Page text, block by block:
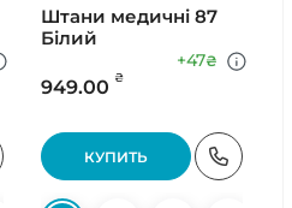
Штани медичні 87
Білий
949.00 ₴
+47₴
КУПИТЬ